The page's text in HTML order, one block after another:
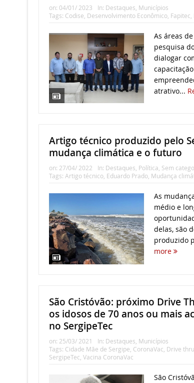
on: 04/01/ 2023 In: Destaques Municípios
Tags: Codise Desenvolvimento Econômico, Fapitec
As áreas
pesquisa
dialogar
atrativo...
Artigo técnico produzido pelo
mudança climática e o futuro
on: 27/04/ 2022 In: Destaques Política Sem
Tags: Artigo técnico, Eduardo Prado, Mudança
As
médio e
delas, são
produzido
more
São Cristóvão: próximo Drive
os idosos de 70 anos ou mais
no SergipeTec
on: 25/03/ 2021 In: Destaques, Municípios
Tags: Cidade Mãe de Sergipe, CoronaVac, Drive thru
SergipeTec, Vacina CoronaVac
São